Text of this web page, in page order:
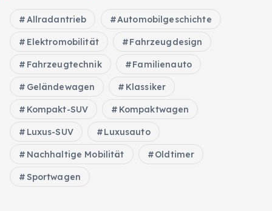
Allradantrieb Automobilgeschichte
Elektromobilität Fahrzeugdesign
Fahrzeugtechnik Familienauto
Geländewagen Klassiker
Kompakt-SUV Kompaktwagen
Luxus-SUV Luxusauto
Nachhaltige Mobilität Oldtimer
Sportwagen